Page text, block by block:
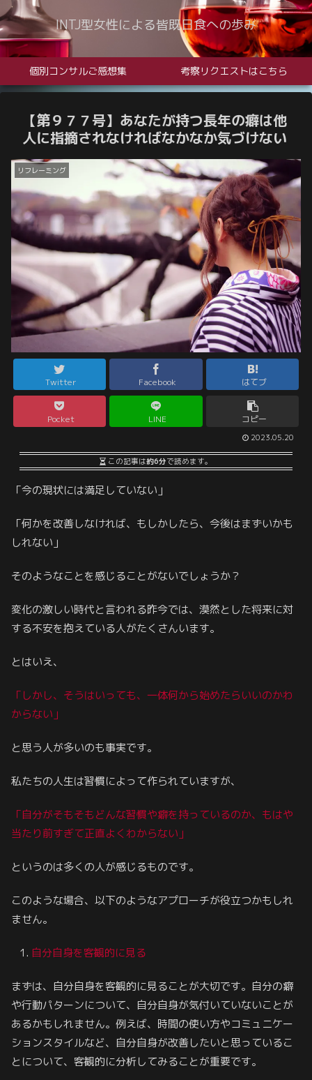
INTJ型女性による皆既日食への歩み
個別コンサルご感想集 考察リクエストはこちら
【第９７７号】あなたが持つ長年の癖は他
人に指摘されなければなかなか気づけない
リフレーミング
Twitter Facebook はてブ
Pocket LINE コピー
2023.05.20
この記事は約6分で読めます。
「今の現状には満足していない」
「何かを改善しなければ、もしかしたら、今後はまずいかも
しれない」
そのようなことを感じることがないでしょうか？
変化の激しい時代と言われる昨今では、漠然とした将来に対
する不安を抱えている人がたくさんいます。
とはいえ、
「しかし、そうはいっても、一体何から始めたらいいのかわ
からない」
と思う人が多いのも事実です。
私たちの人生は習慣によって作られていますが、
「自分がそもそもどんな習慣や癖を持っているのか、もはや
当たり前すぎて正直よくわからない」
というのは多くの人が感じるものです。
このような場合、以下のようなアプローチが役立つかもしれ
ません。
自分自身を客観的に見る
まずは、自分自身を客観的に見ることが大切です。自分の癖
や行動パターンについて、自分自身が気付いていないことが
あるかもしれません。例えば、時間の使い方やコミュニケー
ションスタイルなど、自分自身が改善したいと思っているこ
とについて、客観的に分析してみることが重要です。